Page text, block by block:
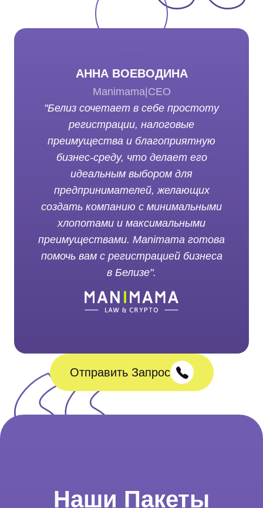
АННА ВОЕВОДИНА
Manimama| CEO
"Белиз сочетает в себе простоту
регистрации, налоговые
преимущества и благоприятную
бизнес-среду, что делает его
идеальным выбором для
предпринимателей, желающих
создать компанию с минимальными
хлопотами и максимальными
преимуществами. Manimama готова
помочь вам с регистрацией бизнеса
в Белизе".
Отправить Запрос
Наши Пакеты